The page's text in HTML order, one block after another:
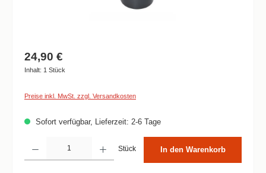
24,90 €
Inhalt: 1 Stück
Preise inkl. MwSt. zzgl. Versandkosten
Sofort verfügbar, Lieferzeit: 2-6 Tage
Stück In den Warenkorb